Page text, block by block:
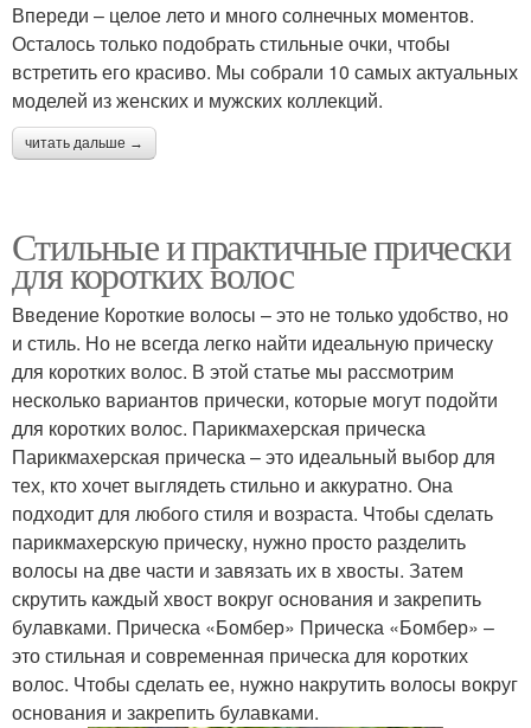
Впереди – целое лето и много солнечных моментов.
Осталось только подобрать стильные очки, чтобы
встретить его красиво. Мы собрали 10 самых актуальных
моделей из женских и мужских коллекций.
читать дальше →
Стильные и практичные прически
для коротких волос
Введение Короткие волосы – это не только удобство, но
и стиль. Но не всегда легко найти идеальную прическу
для коротких волос. В этой статье мы рассмотрим
несколько вариантов прически, которые могут подойти
для коротких волос. Парикмахерская прическа
Парикмахерская прическа – это идеальный выбор для
тех, кто хочет выглядеть стильно и аккуратно. Она
подходит для любого стиля и возраста. Чтобы сделать
парикмахерскую прическу, нужно просто разделить
волосы на две части и завязать их в хвосты. Затем
скрутить каждый хвост вокруг основания и закрепить
булавками. Прическа «Бомбер» Прическа «Бомбер» –
это стильная и современная прическа для коротких
волос. Чтобы сделать ее, нужно накрутить волосы вокруг
основания и закрепить булавками.